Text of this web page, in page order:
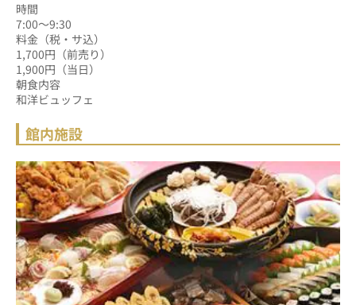
時間
7:00～9:30
料金（税・サ込）
1,700円（前売り）
1,900円（当日）
朝食内容
和洋ビュッフェ
館内施設